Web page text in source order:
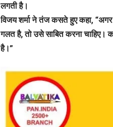
लगती है।
विजय शर्मा ने तंज कसते हुए कहा,
गलत है, तो उसे साबित करना चाहिए।
है।”